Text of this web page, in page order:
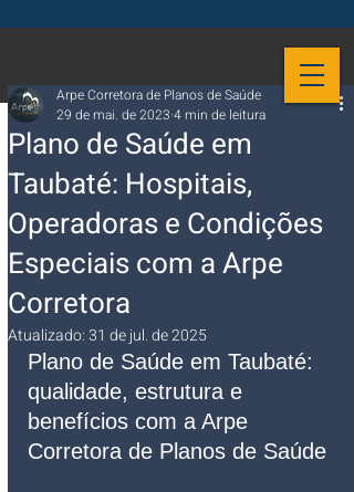
Plano de Saúde em
Taubaté: Hospitais,
Operadoras e Condições
Especiais com a Arpe
Corretora
Arpe Corretora de Planos de Saúde
29 de mai. de 2023 4 min de leitura
Atualizado:31 de jul. de 2025
Plano de Saúde em Taubaté:
qualidade, estrutura e
benefícios com a Arpe
Corretora de Planos de Saúde